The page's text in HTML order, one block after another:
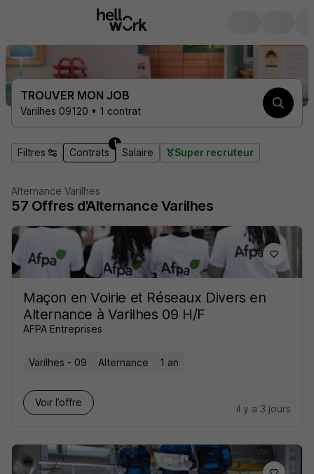
TROUVER MON JOB
Varilhes 09120 • 1 contrat
Filtres Contrats
1
Salaire Super recruteur
Alternance Varilhes
57 Offres d'Alternance Varilhes
Maçon en Voirie et Réseaux Divers en
Alternance à Varilhes 09 H/F
AFPA Entreprises
Varilhes - 09 Alternance 1 an
Voir l’offre
il y a 3 jours